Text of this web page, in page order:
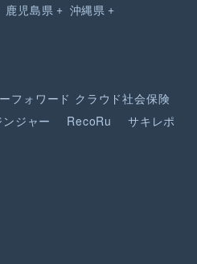
鹿児島県 沖縄県
フォワード クラウド社会保険
ンジャー RecoRu
サキレポ